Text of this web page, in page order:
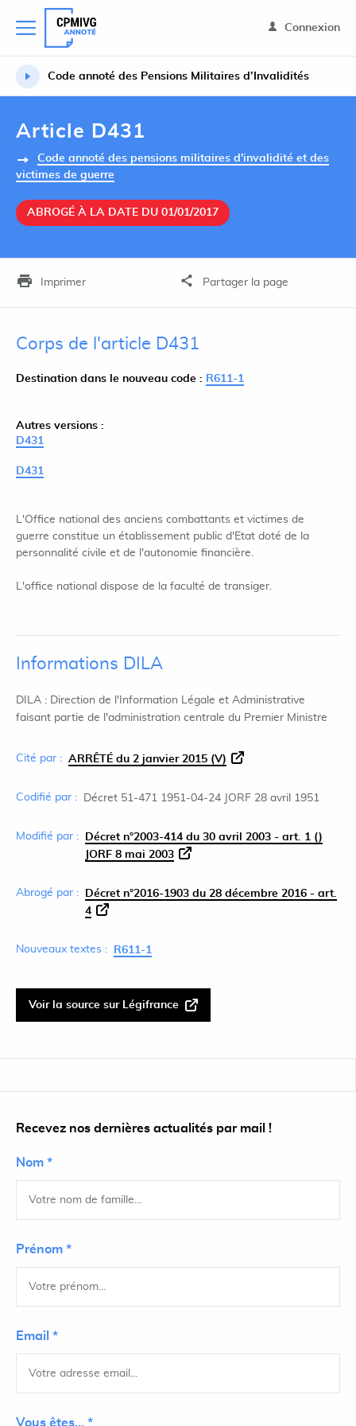
Connexion
Code annoté des Pensions Militaires d’Invalidités
Article D431
Code annoté des pensions militaires d'invalidité et des
victimes de guerre
ABROGÉ À LA DATE DU 01/01/2017
Imprimer Partager la page
Corps de l'article D431
Destination dans le nouveau code : R611-1
Autres versions :
D431
D431
L'Office national des anciens combattants et victimes de
guerre constitue un établissement public d'Etat doté de la
personnalité civile et de l'autonomie financière.
L'office national dispose de la faculté de transiger.
Informations DILA
DILA : Direction de l'Information Légale et Administrative
faisant partie de l'administration centrale du Premier Ministre
Cité par : ARRÊTÉ du 2 janvier 2015 (V)
Codifié par : Décret 51-471 1951-04-24 JORF 28 avril 1951
Modifié par :
Décret n°2003-414 du 30 avril 2003 - art. 1 ()
JORF 8 mai 2003
Abrogé par :
Décret n°2016-1903 du 28 décembre 2016 - art.
4
Nouveaux textes : R611-1
Voir la source sur Légifrance
Recevez nos dernières actualités par mail !
Nom *
Prénom *
Email *
Vous êtes... *